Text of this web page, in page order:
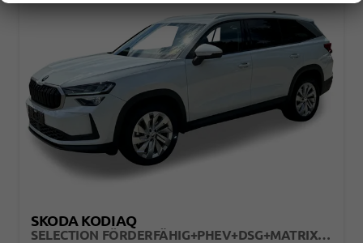
SKODA KODIAQ
SELECTION FÖRDERFÄHIG+PHEV+DSG+MATRIX+ACC+EHK+SHZ+KAMERA+17" ALU